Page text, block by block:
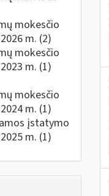
mokesčio
m. (2)
mokesčio
m. (1)
mokesčio
m. (1)
įstatymo
m. (1)